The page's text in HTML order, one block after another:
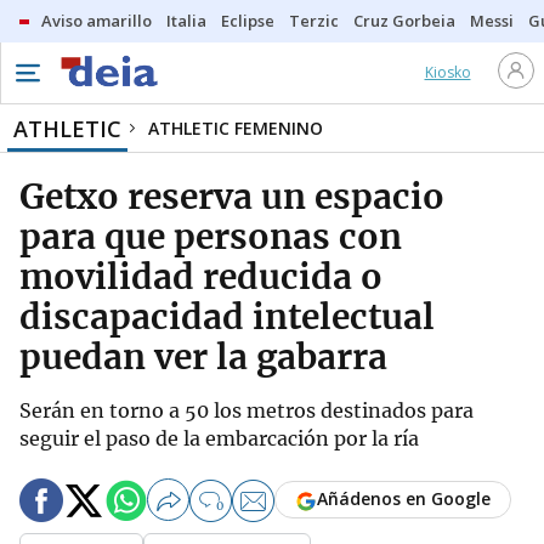
Aviso amarillo Italia Eclipse Terzic Cruz Gorbeia Messi
Kiosko
ATHLETIC ATHLETIC FEMENINO
Getxo reserva un espacio
para que personas con
movilidad reducida o
discapacidad intelectual
puedan ver la gabarra
Serán en torno a 50 los metros destinados para
seguir el paso de la embarcación por la ría
0 Añádenos en Google